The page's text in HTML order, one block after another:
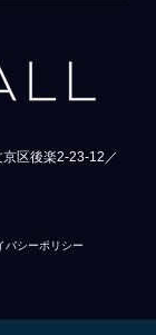
区後楽2-23-12／
バシーポリシー